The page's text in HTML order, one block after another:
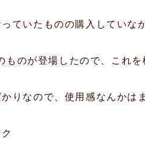
ていたものの購入していな
のが登場したので、これを
りなので、使用感なんかは